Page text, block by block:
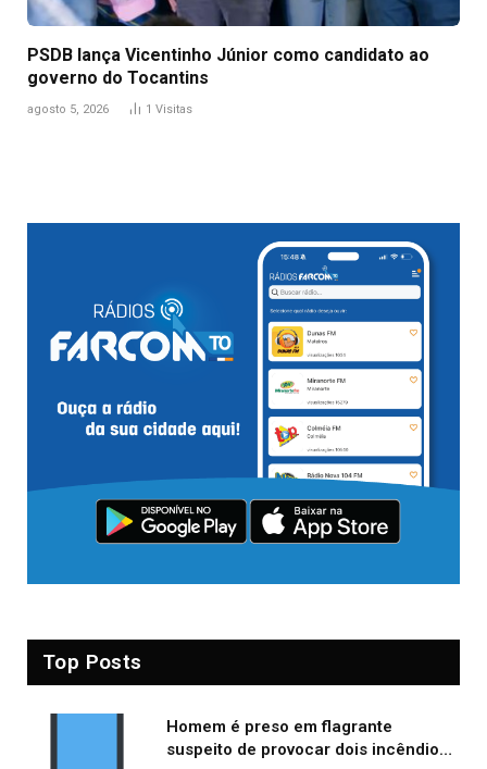
PSDB lança Vicentinho Júnior como candidato ao
governo do Tocantins
agosto 5, 2026 1 Visitas
Top Posts
Homem é preso em flagrante
suspeito de provocar dois incêndios